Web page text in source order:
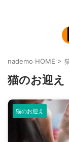
nademo HOME >
猫のお迎え
猫のお迎え